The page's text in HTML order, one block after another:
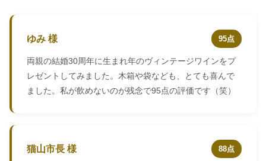
ゆみ 様 95点
両親の結婚30周年に生まれ年のヴィンテージワインをプ
レゼントしてみました。木箱や袋なども、とても喜んで
ました。私が飲めないのが残念で95点の評価です（笑）
猫山市長 様 88点